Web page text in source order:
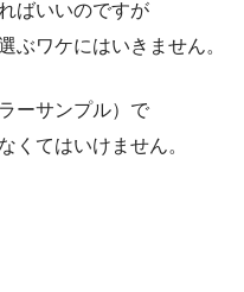
ばいいのですが
ぶワケにはいきません。
ーサンプル）で
くてはいけません。